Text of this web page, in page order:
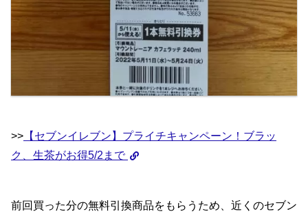
>> 【セブンイレブン】プライチキャンペーン！ブラッ
ク、生茶がお得5/2まで
前回買った分の無料引換商品をもらうため、近くのセブン